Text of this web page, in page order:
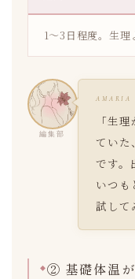
1〜3日程度。生
編集部
AMARIA
「生
ていた
です。
いつも
試して
② 基礎体温が